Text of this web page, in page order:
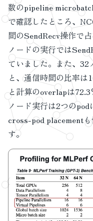
数のpipeline
で確認したところ、
間のSendRecv操作で
ノードの実行では
ていました。また、32
と、通信時間の比率
と計算のoverlapは
ノード実行は2つのpod
cross-pod placement
す。